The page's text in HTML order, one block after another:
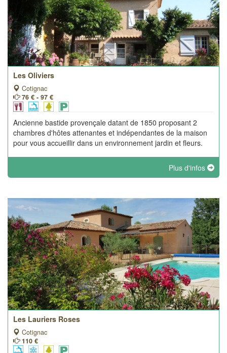
Les Oliviers
Cotignac
76 € - 97 €
Ancienne bastide provençale datant de 1850 proposant 2
chambres d'hôtes attenantes et indépendantes de la maison
pour vous accueillir dans un environnement jardin et fleurs.
Plus d'infos
Les Lauriers Roses
Cotignac
110 €